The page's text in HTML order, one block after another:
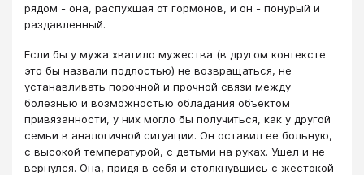
рядом - она, распухшая от гормонов, и он - понурый и
раздавленный.
Если бы у мужа хватило мужества (в другом контексте
это бы назвали подлостью) не возвращаться, не
устанавливать порочной и прочной связи между
болезнью и возможностью обладания объектом
привязанности, у них могло бы получиться, как у другой
семьи в аналогичной ситуации. Он оставил ее больную,
с высокой температурой, с детьми на руках. Ушел и не
вернулся. Она, придя в себя и столкнувшись с жестокой